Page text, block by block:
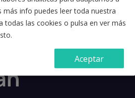
y los términos y condiciones de
más info puedes leer toda nuestra
todas las cookies o pulsa en ver más
Aceptar